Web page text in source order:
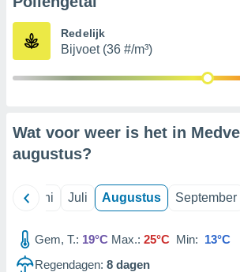
partners Redelijk
Bijvoet (36 #/m³)
Wat voor weer is het in
augustus?
Juni Juli Augustus September
Gem, T.: 19°C Max.: 25°C Min: 13°C
Regendagen: 8 dagen